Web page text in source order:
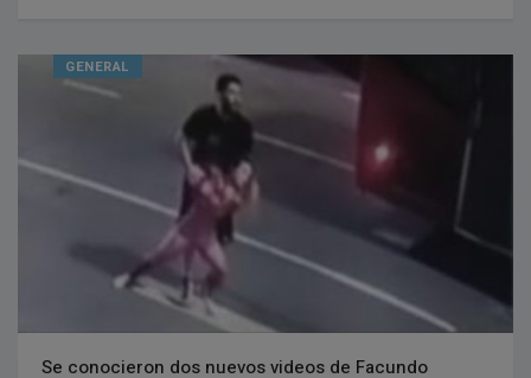
GENERAL
Se conocieron dos nuevos videos de Facundo